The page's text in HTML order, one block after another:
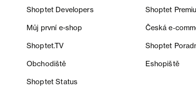
Shoptet Developers Shoptet
Můj první e-shop Česká
Shoptet.TV Shoptet
Obchodiště Eshopiště
Shoptet Status